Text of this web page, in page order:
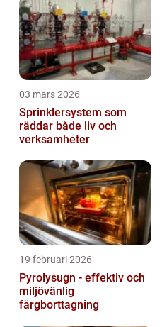
03 mars 2026
Sprinklersystem som
räddar både liv och
verksamheter
19 februari 2026
Pyrolysugn - effektiv och
miljövänlig
färgborttagning